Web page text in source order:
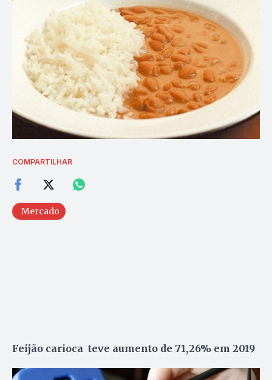
COMPARTILHAR
Mercado
Feijão carioca teve aumento de 71,26% em 2019